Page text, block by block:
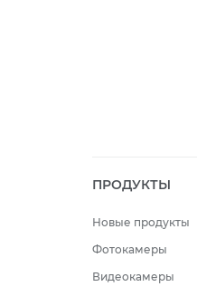
ПРОДУКТЫ
Новые продукты
Фотокамеры
Видеокамеры